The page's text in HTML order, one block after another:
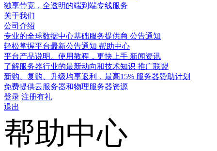
独享带宽，全透明的端到端专线服务
关于我们
公司介绍
专业的全球数据中心基础服务提供商 公告通知
轻松掌握平台最新公告通知 帮助中心
平台产品说明、使用教程，更快上手 新闻资讯
了解服务器行业的最新动向和技术知识 推广联盟
新购、复购、升级均享返利，最高15% 服务器赞助计划
免费提供云服务器和物理服务器资源
登录 注册有礼
退出
帮助中心